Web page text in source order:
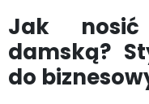
Jak
damską?
do